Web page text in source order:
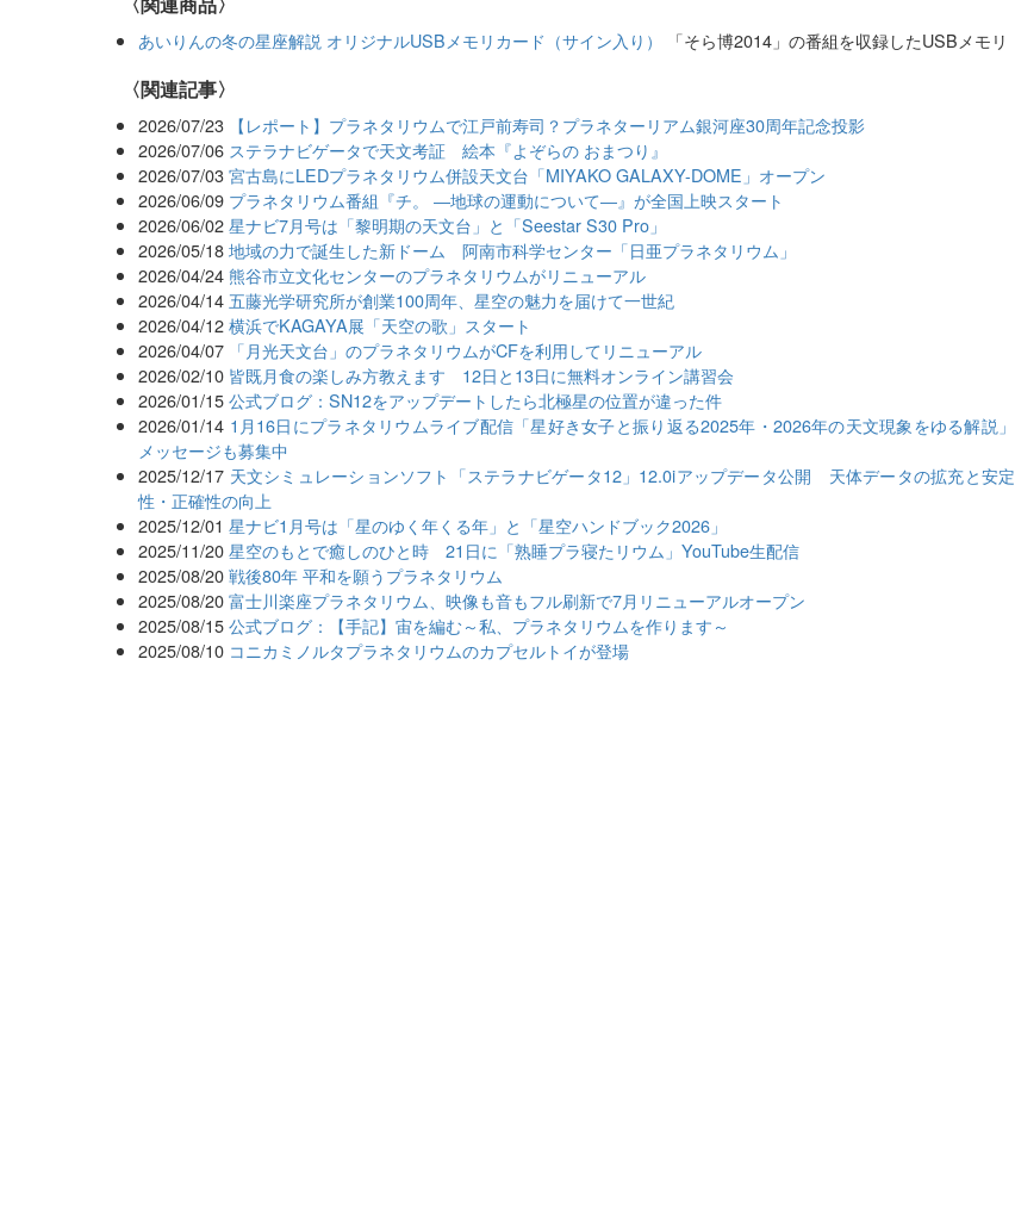
あいりんの冬の星座解説 オリジナルUSBメモリカード（サイン入り） 「そら博2014」の番組を収録したUSBメモリ
関連記事
2026/07/23 【レポート】プラネタリウムで江戸前寿司？プラネターリアム銀河座30周年記念投影
2026/07/06 ステラナビゲータで天文考証 絵本『よぞらの おまつり』
2026/07/03 宮古島にLEDプラネタリウム併設天文台「MIYAKO GALAXY-DOME」オープン
2026/06/09 プラネタリウム番組『チ。 ―地球の運動について―』が全国上映スタート
2026/06/02 星ナビ7月号は「黎明期の天文台」と「Seestar S30 Pro」
2026/05/18 地域の力で誕生した新ドーム 阿南市科学センター「日亜プラネタリウム」
2026/04/24 熊谷市立文化センターのプラネタリウムがリニューアル
2026/04/14 五藤光学研究所が創業100周年、星空の魅力を届けて一世紀
2026/04/12 横浜でKAGAYA展「天空の歌」スタート
2026/04/07 「月光天文台」のプラネタリウムがCFを利用してリニューアル
2026/02/10 皆既月食の楽しみ方教えます 12日と13日に無料オンライン講習会
2026/01/15 公式ブログ：SN12をアップデートしたら北極星の位置が違った件
2026/01/14 1月16日にプラネタリウムライブ配信「星好き女子と振り返る2025年・2026年の天文現象をゆる解説」
メッセージも募集中
2025/12/17 天文シミュレーションソフト「ステラナビゲータ12」12.0iアップデータ公開 天体データの拡充と安定
性・正確性の向上
2025/12/01 星ナビ1月号は「星のゆく年くる年」と「星空ハンドブック2026」
2025/11/20 星空のもとで癒しのひと時 21日に「熟睡プラ寝たリウム」YouTube生配信
2025/08/20 戦後80年 平和を願うプラネタリウム
2025/08/20 富士川楽座プラネタリウム、映像も音もフル刷新で7月リニューアルオープン
2025/08/15 公式ブログ：【手記】宙を編む～私、プラネタリウムを作ります～
2025/08/10 コニカミノルタプラネタリウムのカプセルトイが登場